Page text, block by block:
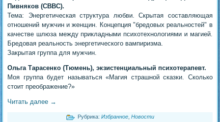
Пивняков (СВВС).
Тема: Энергетическая структура любви. Скрытая составляющая
отношений мужчин и женщин. Концепция "бредовых реальностей" в
качестве шлюза между прикладными психотехнологиями и магией.
Бредовая реальность энергетического вампиризма.
Закрытая группа для мужчин.
Ольга Тарасенко (Тюмень), экзистенциальный психотерапевт.
Моя группа будет называться «Магия страшной сказки. Сколько
стоит преображение?»
Читать далее →
Рубрика: Избранное, Новости